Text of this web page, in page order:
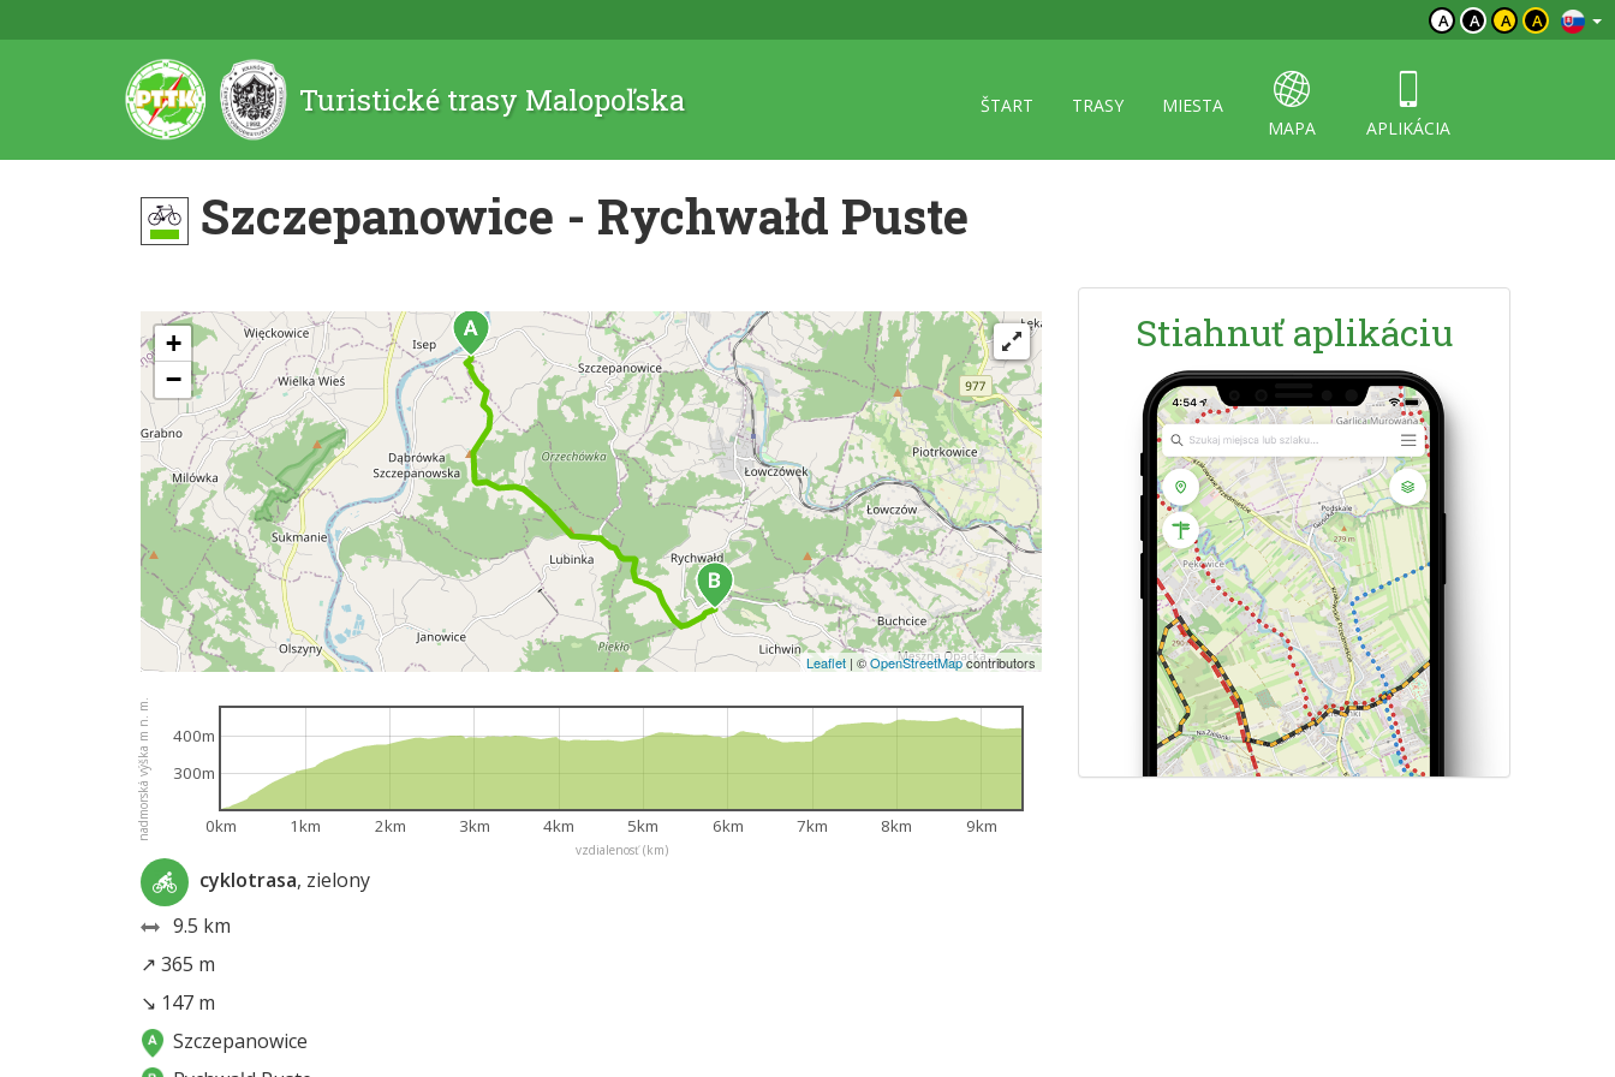
A A A A
Turistické trasy Malopoľska ŠTART TRASY
MIESTA
MAPA
APLIKÁCIA
Szczepanowice - Rychwałd Puste
+
−
Leaflet | ©OpenStreetMapcontributors
vzdialenosť (km)
nadmorská výška m n. m. 0km 1km 2km 3km 4km 5km 6km 7km 8km 9km
300m
400m
cyklotrasa, zielony
9.5 km
↗ 365 m
↘ 147 m
Szczepanowice
Stiahnuť aplikáciu